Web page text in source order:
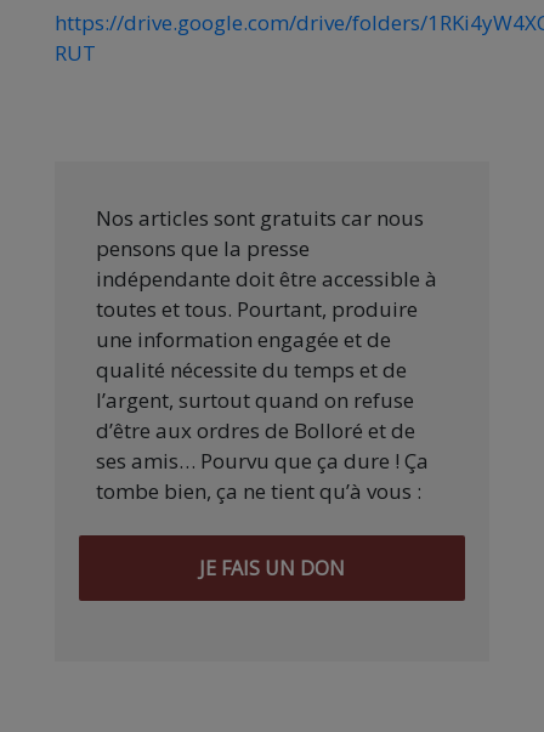
https://drive.google.com/drive/folders/
RUT
Nos articles sont gratuits car nous
pensons que la presse
indépendante doit être accessible à
toutes et tous. Pourtant, produire
une information engagée et de
qualité nécessite du temps et de
l’argent, surtout quand on refuse
d’être aux ordres de Bolloré et de
ses amis… Pourvu que ça dure ! Ça
tombe bien, ça ne tient qu’à vous :
JE FAIS UN DON